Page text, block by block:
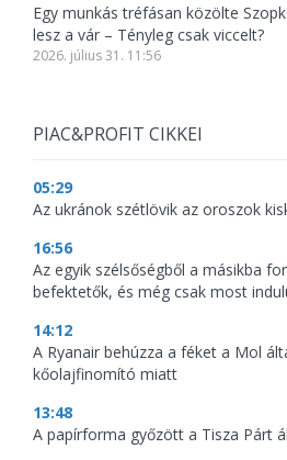
Egy munkás tréfásan közölte
lesz a vár – Tényleg csak viccelt?
2026. július 31. 11:56
PIAC&PROFIT CIKKEI
05:29
Az ukránok szétlövik az oroszok
16:56
Az egyik szélsőségből a másikba
befektetők, és még csak most
14:12
A Ryanair behúzza a féket a Mol
kőolajfinomító miatt
13:48
A papírforma győzött a Tisza Párt